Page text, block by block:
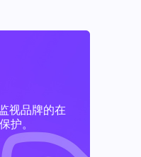
视品牌的在
护。